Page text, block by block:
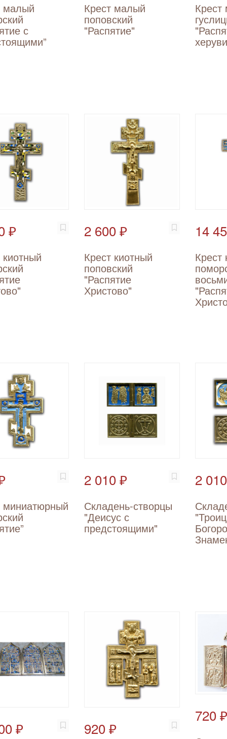
малый
с
Крест малый
поповский
"Распятие"
₽ 2 600 ₽
Крест киотный
поповский
"Распятие
Христово"
14
Крест
миниатюрный
2 010 ₽
Складень-створцы
"Деисус с
предстоящими"
2
₽ 920 ₽
720